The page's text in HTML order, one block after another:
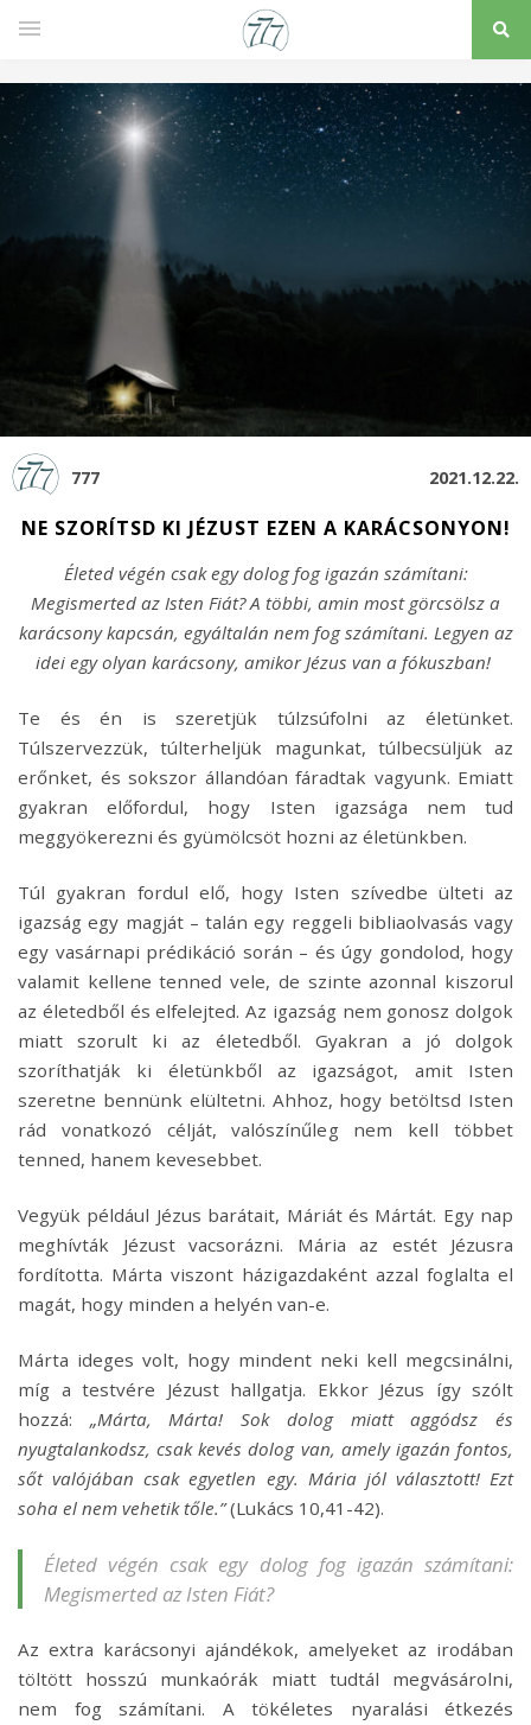
777 2021.12.22.
NE SZORÍTSD KI JÉZUST EZEN A KARÁCSONYON!
Életed végén csak egy dolog fog igazán számítani:
Megismerted az Isten Fiát? A többi, amin most görcsölsz a
karácsony kapcsán, egyáltalán nem fog számítani. Legyen az
idei egy olyan karácsony, amikor Jézus van a fókuszban!
Te és én is szeretjük túlzsúfolni az életünket.
Túlszervezzük, túlterheljük magunkat, túlbecsüljük az
erőnket, és sokszor állandóan fáradtak vagyunk. Emiatt
gyakran előfordul, hogy Isten igazsága nem tud
meggyökerezni és gyümölcsöt hozni az életünkben.
Túl gyakran fordul elő, hogy Isten szívedbe ülteti az
igazság egy magját – talán egy reggeli bibliaolvasás vagy
egy vasárnapi prédikáció során – és úgy gondolod, hogy
valamit kellene tenned vele, de szinte azonnal kiszorul
az életedből és elfelejted. Az igazság nem gonosz dolgok
miatt szorult ki az életedből. Gyakran a jó dolgok
szoríthatják ki életünkből az igazságot, amit Isten
szeretne bennünk elültetni. Ahhoz, hogy betöltsd Isten
rád vonatkozó célját, valószínűleg nem kell többet
tenned, hanem kevesebbet.
Vegyük például Jézus barátait, Máriát és Mártát. Egy nap
meghívták Jézust vacsorázni. Mária az estét Jézusra
fordította. Márta viszont házigazdaként azzal foglalta el
magát, hogy minden a helyén van-e.
Márta ideges volt, hogy mindent neki kell megcsinálni,
míg a testvére Jézust hallgatja. Ekkor Jézus így szólt
hozzá: „Márta, Márta! Sok dolog miatt aggódsz és
nyugtalankodsz, csak kevés dolog van, amely igazán fontos,
sőt valójában csak egyetlen egy. Mária jól választott! Ezt
soha el nem vehetik tőle.”(Lukács 10,41-42).
Életed végén csak egy dolog fog igazán számítani:
Megismerted az Isten Fiát?
Az extra karácsonyi ajándékok, amelyeket az irodában
töltött hosszú munkaórák miatt tudtál megvásárolni,
nem fog számítani. A tökéletes nyaralási étkezés